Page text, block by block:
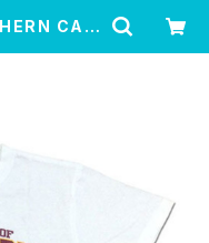
CALI